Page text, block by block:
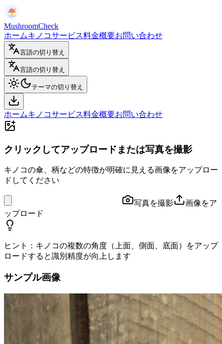
MushroomCheck
ホームキノコサービス料金概要お問い合わせ
言語の切り替え
言語の切り替え
テーマの切り替え
ホームキノコサービス料金概要お問い合わせ
クリックしてアップロードまたは写真を撮影
キノコの傘、柄などの特徴が明確に見える画像をアップロー
ドしてください
写真を撮影
画像をア
ップロード
ヒント：キノコの複数の角度（上面、側面、底面）をアップ
ロードすると識別精度が向上します
サンプル画像